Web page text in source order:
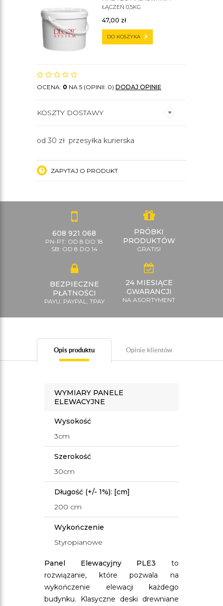
ŁĄCZEŃ 0,5KG
47,00 zł
DO KOSZYKA
OCENA: 0 NA 5 (OPINII: 0) DODAJ OPINIĘ
KOSZTY DOSTAWY
od 30 zł przesyłka kurierska
ZAPYTAJ O PRODUKT
608 921 068
PN-PT: OD 8 DO 18
SB: OD 8 DO 14
PRÓBKI
PRODUKTÓW
GRATIS!
BEZPIECZNE
PŁATNOŚCI
PAYU, PAYPAL, TPAY
24 MIESIĄCE
GWARANCJI
NA ASORTYMENT
Opis produktu Opinie klientów
WYMIARY PANELE
ELEWACYJNE
Wysokość
3cm
Szerokość
30cm
Długość (+/- 1%): [cm]
200 cm
Wykończenie
Styropianowe
Panel Elewacyjny PLE3 to
rozwiązanie, które pozwala na
wykończenie elewacji każdego
budynku. Klasyczne deski drewniane